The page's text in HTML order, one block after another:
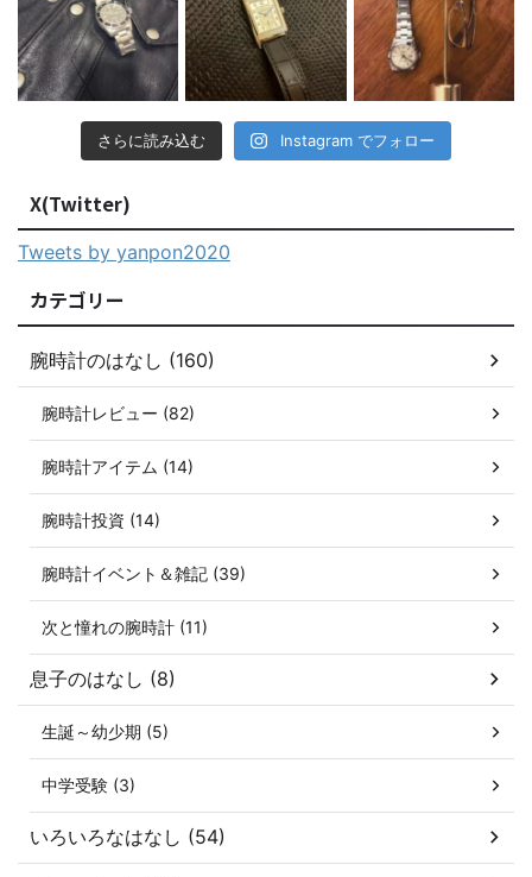
さらに読み込む Instagram でフォロー
X(Twitter)
Tweets by yanpon2020
カテゴリー
腕時計のはなし (160)
腕時計レビュー (82)
腕時計アイテム (14)
腕時計投資 (14)
腕時計イベント＆雑記 (39)
次と憧れの腕時計 (11)
息子のはなし (8)
生誕～幼少期 (5)
中学受験 (3)
いろいろなはなし (54)